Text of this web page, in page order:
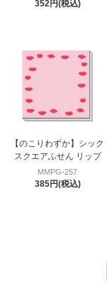
352円(税込)
【のこりわずか】シック
スクエアふせん リップ
MMPG-257
385円(税込)